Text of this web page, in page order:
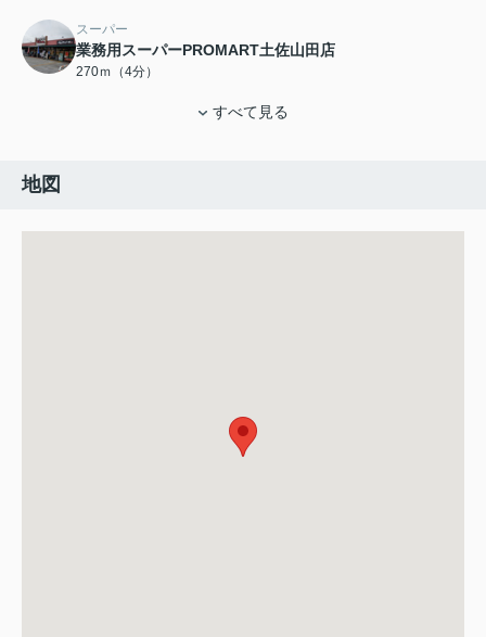
スーパー
業務用スーパーPROMART土佐山田店
270ｍ（4分）
すべて見る
地図